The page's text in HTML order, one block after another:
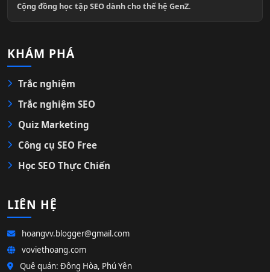
Cộng đồng học tập SEO dành cho thế hệ GenZ.
KHÁM PHÁ
Trắc nghiệm
Trắc nghiệm SEO
Quiz Marketing
Công cụ SEO Free
Học SEO Thực Chiến
LIÊN HỆ
hoangvv.blogger@gmail.com
voviethoang.com
Quê quán: Đông Hòa, Phú Yên